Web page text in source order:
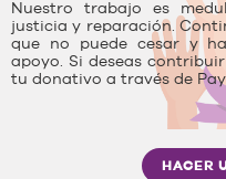
Nuestro trabajo es
justicia y reparación.
que no puede cesar y
apoyo. Si deseas
tu donativo a través de
HACER